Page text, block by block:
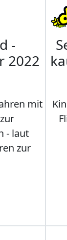
-
2022
mit
- laut
zur